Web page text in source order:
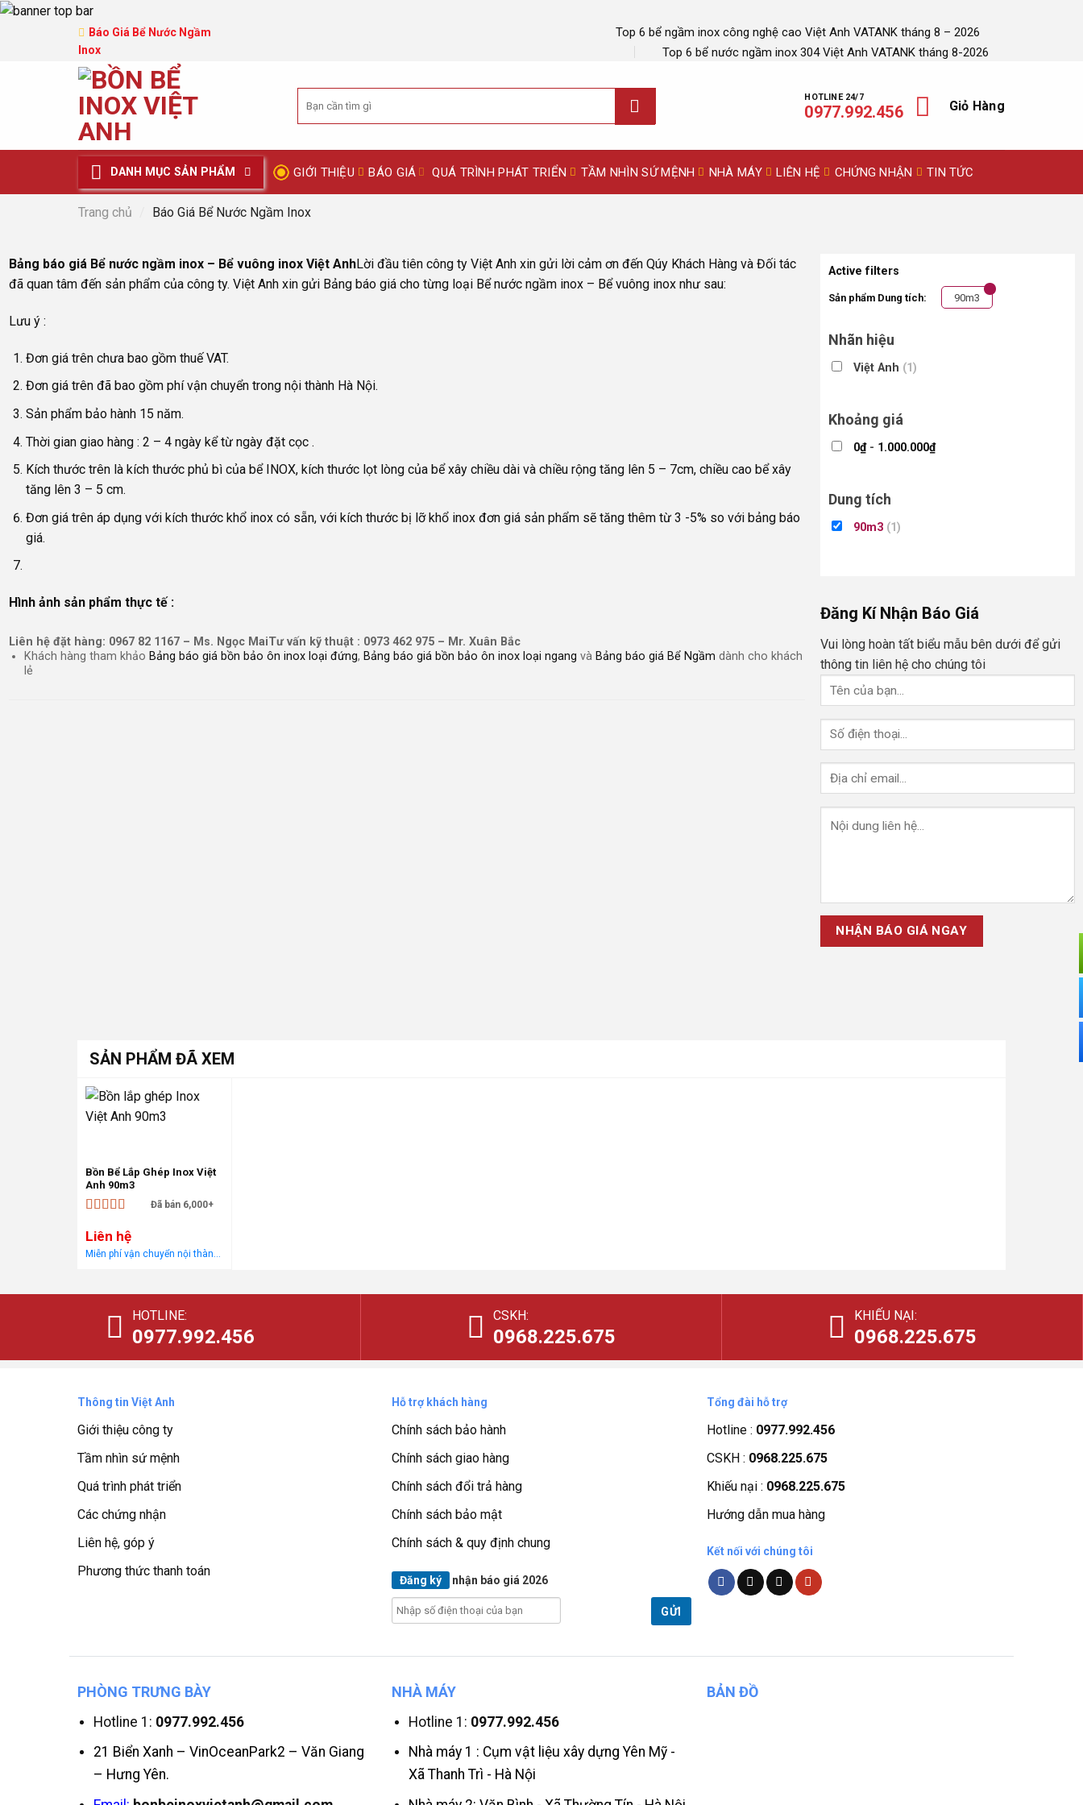
Skip
to
content
Báo Giá Bể Nước Ngầm
Inox
Top 6 bể ngầm inox công nghệ cao Việt Anh VATANK tháng 8 – 2026
Top 6 bể nước ngầm inox 304 Việt Anh VATANK tháng 8-2026
kiếm:
HOTLINE 24/7
0977.992.456 Giỏ Hàng
DANH MỤC SẢN PHẨM GIỚI THIỆU BÁO GIÁ QUÁ TRÌNH PHÁT TRIỂN TẦM NHÌN SỨ MỆNH NHÀ MÁY LIÊN HỆ CHỨNG NHẬN TIN TỨC
Trang chủ Báo Giá Bể Nước Ngầm Inox
Bảng báo giá Bể nước ngầm inox – Bể vuông inox Việt AnhLời đầu tiên công ty Việt Anh xin gửi lời cảm ơn đến Qúy Khách Hàng và Đối tác
đã quan tâm đến sản phẩm của công ty. Việt Anh xin gửi Bảng báo giá cho từng loại Bể nước ngầm inox – Bể vuông inox như sau:
Lưu ý :
Đơn giá trên chưa bao gồm thuế VAT.
Đơn giá trên đã bao gồm phí vận chuyển trong nội thành Hà Nội.
Sản phẩm bảo hành 15 năm.
Thời gian giao hàng : 2 – 4 ngày kể từ ngày đặt cọc .
Kích thước trên là kích thước phủ bì của bể INOX, kích thước lọt lòng của bể xây chiều dài và chiều rộng tăng lên 5 – 7cm, chiều cao bể xây
tăng lên 3 – 5 cm.
Đơn giá trên áp dụng với kích thước khổ inox có sẵn, với kích thước bị lỡ khổ inox đơn giá sản phẩm sẽ tăng thêm từ 3 -5% so với bảng báo
giá.
Hình ảnh sản phẩm thực tế :
Liên hệ đặt hàng: 0967 82 1167 – Ms. Ngọc MaiTư vấn kỹ thuật : 0973 462 975 – Mr. Xuân Bắc
Khách hàng tham khảo Bảng báo giá bồn bảo ôn inox loại đứng, Bảng báo giá bồn bảo ôn inox loại ngang và Bảng báo giá Bể Ngầm dành cho khách
lẻ
Active filters
Sản phẩm Dung tích: 90m3
Nhãn hiệu
Việt Anh (1)
Khoảng giá
0₫- 1.000.000₫
Dung tích
90m3 (1)
Đăng Kí Nhận Báo Giá
Vui lòng hoàn tất biểu mẫu bên dưới để gửi
thông tin liên hệ cho chúng tôi
SẢN PHẨM ĐÃ XEM
Bồn Bể Lắp Ghép Inox Việt
Anh 90m3
hạng 55 sao
Đã bán 6,000+
Liên hệ
Miễn phí vận chuyển nội thành Hà Nội Áp dụng cho khách hàng gọi điện, đến trực tiếp hoặc chat! Tặng gói khảo sát, tư vấn, lắp ráp miễn phí trong khu vực nội thành Hà Nội
HOTLINE:
0977.992.456
CSKH:
0968.225.675
KHIẾU NẠI:
0968.225.675
Thông tin Việt Anh
Giới thiệu công ty
Tầm nhìn sứ mệnh
Quá trình phát triển
Các chứng nhận
Liên hệ, góp ý
Phương thức thanh toán
Hỗ trợ khách hàng
Chính sách bảo hành
Chính sách giao hàng
Chính sách đổi trả hàng
Chính sách bảo mật
Chính sách & quy định chung
Đăng ký nhận báo giá 2026
Tổng đài hỗ trợ
Hotline : 0977.992.456
CSKH : 0968.225.675
Khiếu nại : 0968.225.675
Hướng dẫn mua hàng
Kết nối với chúng tôi
PHÒNG TRƯNG BÀY
Hotline 1: 0977.992.456
21 Biển Xanh – VinOceanPark2 – Văn Giang
– Hưng Yên.
NHÀ MÁY
Hotline 1: 0977.992.456
Nhà máy 1 : Cụm vật liệu xây dựng Yên Mỹ -
Xã Thanh Trì - Hà Nội
BẢN ĐỒ